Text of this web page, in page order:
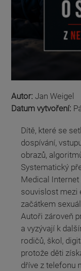
Autor: Jan Weigel
Datum vytvoření:
Dítě, které se
dospívání,
obrazů,
Systematický
Medical
souvislost mezi
začátkem
Autoři zároveň
a vyzývají k
rodičů, škol,
protože děti
dříve z telefonu